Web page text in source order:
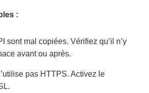
:
sont mal copiées. Vérifiez qu’il n’y
avant ou après.
pas HTTPS. Activez le